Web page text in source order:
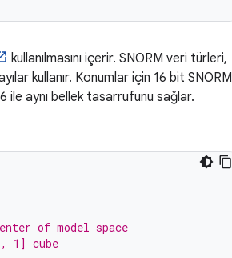
kullanılmasını içerir. SNORM veri türleri,
kullanır. Konumlar için 16 bit SNORM
ile aynı bellek tasarrufunu sağlar.
of model space
1] cube